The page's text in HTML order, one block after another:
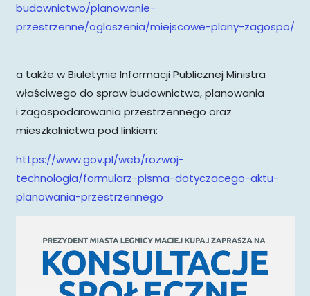
budownictwo/planowanie-
przestrzenne/ogloszenia/miejscowe-plany-zagospo/
a także w Biuletynie Informacji Publicznej Ministra
właściwego do spraw budownictwa, planowania
i zagospodarowania przestrzennego oraz
mieszkalnictwa pod linkiem:
https://www.gov.pl/web/rozwoj-
technologia/formularz-pisma-dotyczacego-aktu-
planowania-przestrzennego